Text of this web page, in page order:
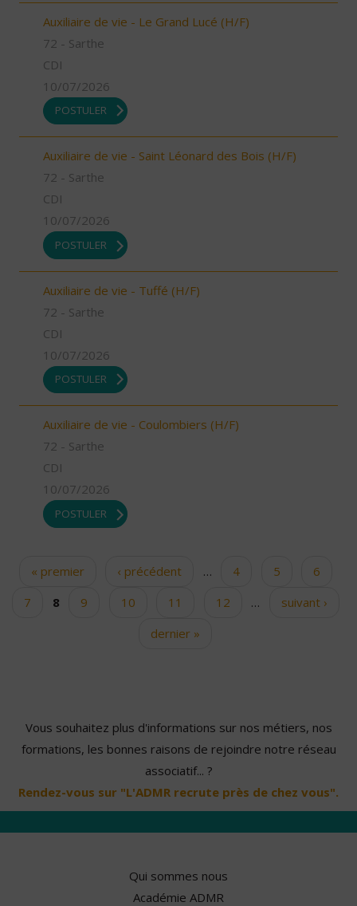
Auxiliaire de vie - Le Grand Lucé (H/F)
72 - Sarthe
CDI
10/07/2026
POSTULER
Auxiliaire de vie - Saint Léonard des Bois (H/F)
72 - Sarthe
CDI
10/07/2026
POSTULER
Auxiliaire de vie - Tuffé (H/F)
72 - Sarthe
CDI
10/07/2026
POSTULER
Auxiliaire de vie - Coulombiers (H/F)
72 - Sarthe
CDI
10/07/2026
POSTULER
Pages« premier ‹ précédent … 4 5
6
7
8 9 10 11 12 …
suivant ›
dernier »
Vous souhaitez plus d'informations sur nos métiers, nos
formations, les bonnes raisons de rejoindre notre réseau
associatif... ?
Rendez-vous sur "L'ADMR recrute près de chez vous".
Qui sommes nous
Académie ADMR